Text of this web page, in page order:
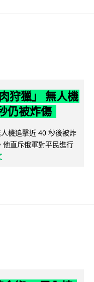
狩獵」 無人機
仍被炸傷
機追擊近 40 秒後被炸
直斥俄軍對平民進行